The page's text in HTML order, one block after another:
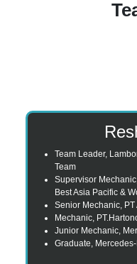
Team Leader,
Team
Supervisor
Best Asia Pacific &
Senior Mechanic, PT
Mechanic,
Junior Mechanic,
Graduate,